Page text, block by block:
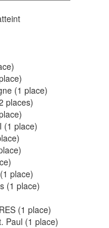
(1 place)
places)
(1 place)
(1 place)
(1 place)
(1 place)
Paul (1 place)